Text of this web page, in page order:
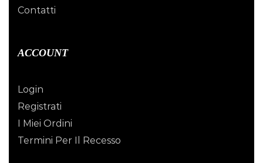
Contatti
ACCOUNT
Login
Registrati
I Miei Ordini
Termini Per Il Recesso